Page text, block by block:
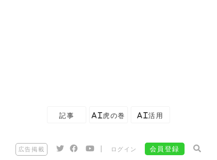
記事 AI虎の巻 AI活用
広告掲載 ログイン 会員登録